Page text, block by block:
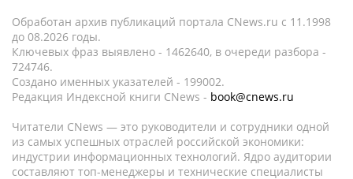
Обработан архив публикаций портала CNews.ru c 11.1998
до 08.2026 годы.
Ключевых фраз выявлено - 1462640, в очереди разбора -
724746.
Создано именных указателей - 199002.
Редакция Индексной книги CNews - book@cnews.ru
Читатели CNews — это руководители и сотрудники одной
из самых успешных отраслей российской экономики:
индустрии информационных технологий. Ядро аудитории
составляют топ-менеджеры и технические специалисты